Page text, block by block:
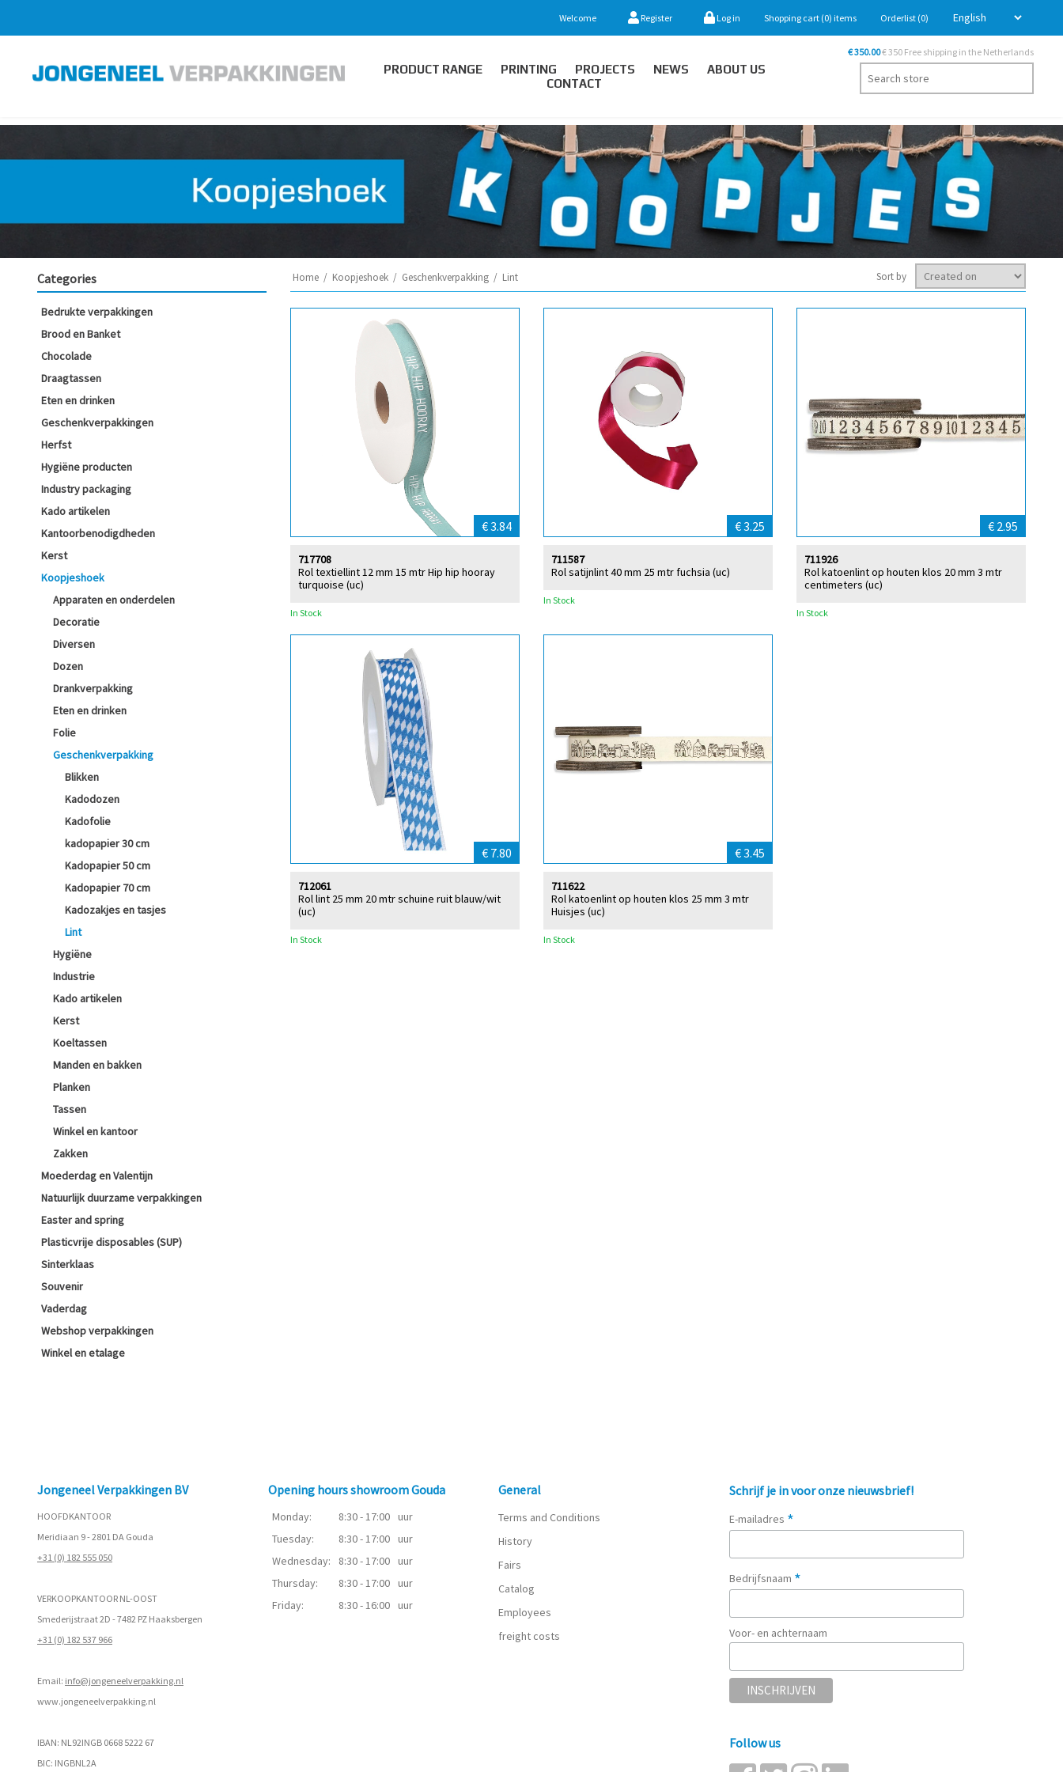
Welcome Register Log in Shopping cart (0) items Orderlist (0)
PRODUCT RANGE PRINTING PROJECTS NEWS
ABOUT US
CONTACT
€ 350.00€ 350 Free shipping in the Netherlands
Categories
Bedrukte verpakkingen
Brood en Banket
Chocolade
Draagtassen
Eten en drinken
Geschenkverpakkingen
Herfst
Hygiëne producten
Industry packaging
Kado artikelen
Kantoorbenodigdheden
Kerst
Koopjeshoek
Apparaten en onderdelen
Decoratie
Diversen
Dozen
Drankverpakking
Eten en drinken
Folie
Geschenkverpakking
Blikken
Kadodozen
Kadofolie
kadopapier 30 cm
Kadopapier 50 cm
Kadopapier 70 cm
Kadozakjes en tasjes
Lint
Hygiëne
Industrie
Kado artikelen
Kerst
Koeltassen
Manden en bakken
Planken
Tassen
Winkel en kantoor
Zakken
Moederdag en Valentijn
Natuurlijk duurzame verpakkingen
Easter and spring
Plasticvrije disposables (SUP)
Sinterklaas
Souvenir
Vaderdag
Webshop verpakkingen
Winkel en etalage
Home / Koopjeshoek / Geschenkverpakking / Lint Sort by
€ 3.84
Rol textiellint 12 mm 15 mtr Hip hip hooray
turquoise (uc)
717708
In Stock
€ 3.25
Rol satijnlint 40 mm 25 mtr fuchsia (uc)
711587
In Stock
€ 2.95
Rol katoenlint op houten klos 20 mm 3 mtr
centimeters (uc)
711926
In Stock
€ 7.80
Rol lint 25 mm 20 mtr schuine ruit blauw/wit
(uc)
712061
In Stock
€ 3.45
Rol katoenlint op houten klos 25 mm 3 mtr
Huisjes (uc)
711622
In Stock
Jongeneel Verpakkingen BV
HOOFDKANTOOR
Meridiaan 9 - 2801 DA Gouda
+31 (0) 182 555 050
VERKOOPKANTOOR NL-OOST
Smederijstraat 2D - 7482 PZ Haaksbergen
+31 (0) 182 537 966
Email: info@jongeneelverpakking.nl
www.jongeneelverpakking.nl
IBAN: NL92INGB 0668 5222 67
BIC: INGBNL2A
Opening hours showroom Gouda
Monday: 8:30 - 17:00 uur
Tuesday:
8:30 - 17:00 uur
Wednesday:
8:30 - 17:00 uur
Thursday:
8:30 - 17:00 uur
Friday:
8:30 - 16:00 uur
General
Terms and Conditions
History
Fairs
Catalog
Employees
freight costs
Schrijf je in voor onze nieuwsbrief!
E-mailadres *
Bedrijfsnaam *
Voor- en achternaam
Follow us